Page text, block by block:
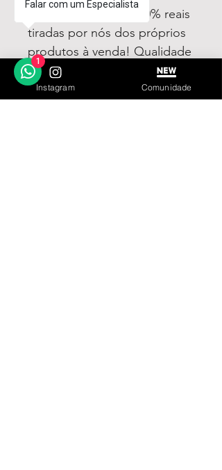
postadas aqui são 100% reais
tiradas por nós dos próprios
produtos à venda! Qualidade
garantida ou devolução por
nossa conta!
Instagram Comunidade
Falar com um Especialista
1